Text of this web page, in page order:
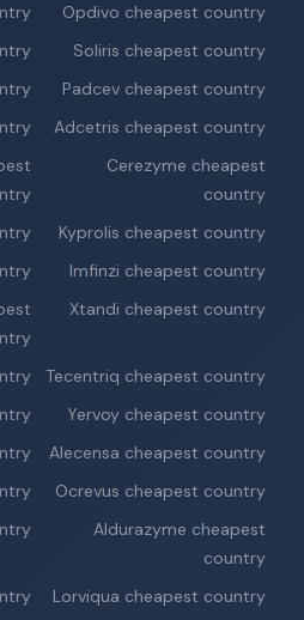
Opdivo cheapest country
Soliris cheapest country
Padcev cheapest country
Adcetris cheapest country
Cerezyme cheapest
country
Kyprolis cheapest country
Imfinzi cheapest country
Xtandi cheapest country
Tecentriq cheapest country
Yervoy cheapest country
Alecensa cheapest country
Ocrevus cheapest country
Aldurazyme cheapest
country
Lorviqua cheapest country